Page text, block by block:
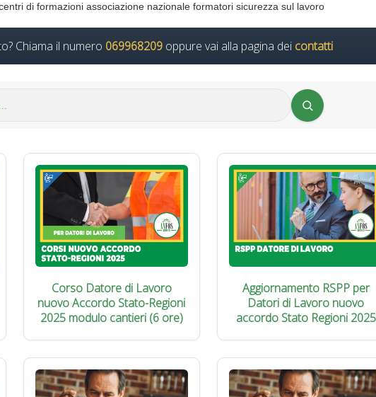
di formazioni associazione nazionale formatori sicurezza sul lavoro
Chiama il numero 069968209 oppure vai alla pagina dei contatti
Corso Datore di Lavoro
nuovo Accordo Stato-Regioni
2025 modulo cantieri (6 ore)
Aggiornamento RSPP per
Datori di Lavoro nuovo
accordo Stato Regioni 2025